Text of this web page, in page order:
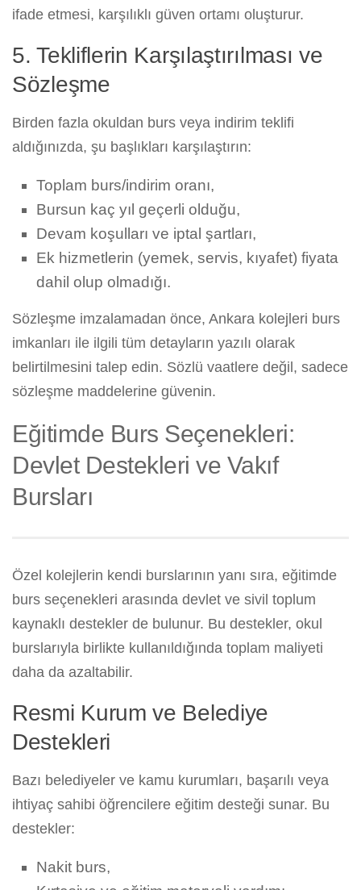
ifade etmesi, karşılıklı güven ortamı oluşturur.
5. Tekliflerin Karşılaştırılması ve
Sözleşme
Birden fazla okuldan burs veya indirim teklifi
aldığınızda, şu başlıkları karşılaştırın:
Toplam burs/indirim oranı,
Bursun kaç yıl geçerli olduğu,
Devam koşulları ve iptal şartları,
Ek hizmetlerin (yemek, servis, kıyafet) fiyata
dahil olup olmadığı.
Sözleşme imzalamadan önce, Ankara kolejleri burs
imkanları ile ilgili tüm detayların yazılı olarak
belirtilmesini talep edin. Sözlü vaatlere değil, sadece
sözleşme maddelerine güvenin.
Eğitimde Burs Seçenekleri:
Devlet Destekleri ve Vakıf
Bursları
Özel kolejlerin kendi burslarının yanı sıra, eğitimde
burs seçenekleri arasında devlet ve sivil toplum
kaynaklı destekler de bulunur. Bu destekler, okul
burslarıyla birlikte kullanıldığında toplam maliyeti
daha da azaltabilir.
Resmi Kurum ve Belediye
Destekleri
Bazı belediyeler ve kamu kurumları, başarılı veya
ihtiyaç sahibi öğrencilere eğitim desteği sunar. Bu
destekler:
Nakit burs,